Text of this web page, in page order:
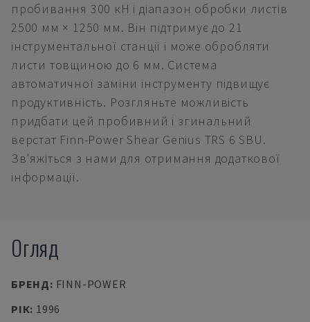
пробивання 300 кН і діапазон обробки листів
2500 мм × 1250 мм. Він підтримує до 21
інструментальної станції і може обробляти
листи товщиною до 6 мм. Система
автоматичної заміни інструменту підвищує
продуктивність. Розгляньте можливість
придбати цей пробивний і згинальний
верстат Finn-Power Shear Genius TRS 6 SBU.
Зв'яжіться з нами для отримання додаткової
інформації.
Огляд
БРЕНД: FINN-POWER
РІК: 1996